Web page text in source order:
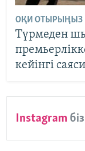
ОҚИ ОТЫРЫҢЫЗ
Түрмеден
кейінгі
Instagram